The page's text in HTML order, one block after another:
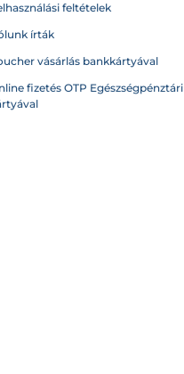
feltételek
írták
vásárlás bankkártyával
fizetés OTP Egészségpénztári